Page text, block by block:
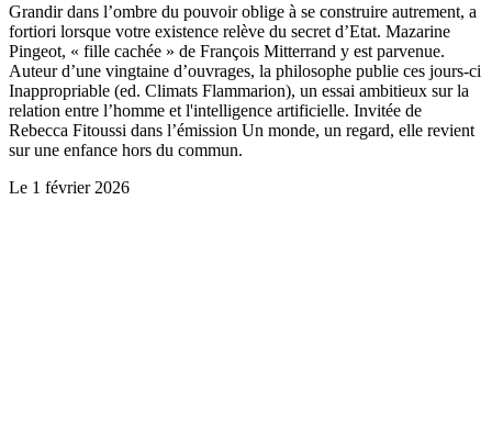
Grandir dans l’ombre du pouvoir oblige à se construire autrement, a
fortiori lorsque votre existence relève du secret d’Etat. Mazarine
Pingeot, « fille cachée » de François Mitterrand y est parvenue.
Auteur d’une vingtaine d’ouvrages, la philosophe publie ces jours-ci
Inappropriable (ed. Climats Flammarion), un essai ambitieux sur la
relation entre l’homme et l'intelligence artificielle. Invitée de
Rebecca Fitoussi dans l’émission Un monde, un regard, elle revient
sur une enfance hors du commun.
Le 1 février 2026